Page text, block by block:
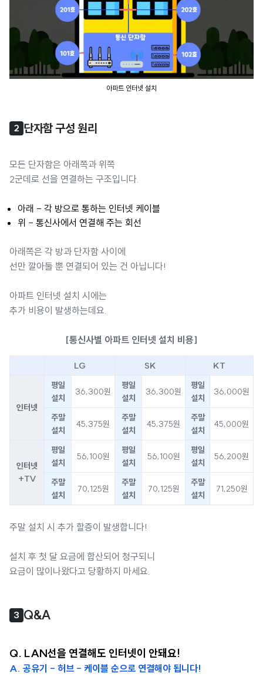
아파트 인터넷 설치
2 단자함 구성 원리
모든 단자함은 아래쪽과 위쪽
2군데로 선을 연결하는 구조입니다.
아래 - 각 방으로 통하는 인터넷 케이블
위 - 통신사에서 연결해 주는 회선
아래쪽은 각 방과 단자함 사이에
선만 깔아둘 뿐 연결되어 있는 건 아닙니다!
아파트 인터넷 설치 시에는
추가 비용이 발생하는데요.
[통신사별 아파트 인터넷 설치 비용]
LG SK KT
인터넷
평일
설치
36,300원
평일
설치
36,300원
평일
설치
36,000원
주말
설치
45,375원
주말
설치
45,375원
주말
설치
45,000원
인터넷
+TV
평일
설치
56,100원
평일
설치
56,100원
평일
설치
56,200원
주말
설치
70,125원
주말
설치
70,125원
주말
설치
71,250원
주말 설치 시 추가 할증이 발생합니다!
설치 후 첫 달 요금에 합산되어 청구되니
요금이 많이나왔다고 당황하지 마세요.
3 Q&A
Q. LAN선을 연결해도 인터넷이 안돼요!
A. 공유기 - 허브 - 케이블 순으로 연결해야 됩니다!